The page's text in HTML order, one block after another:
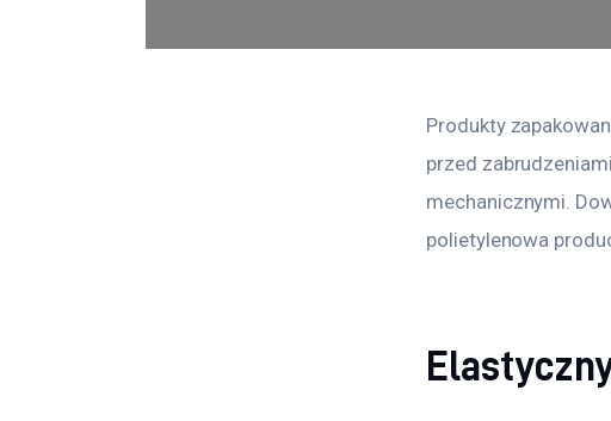
Produkty
przed
mechanicznymi.
polietylenowa